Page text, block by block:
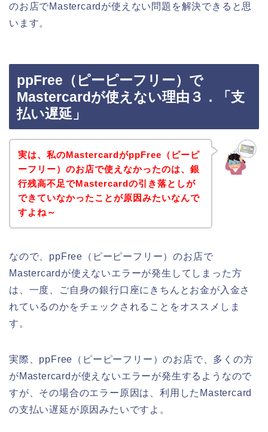
のお店でMastercardが使えない問題を解決できると思
います。
ppFree（ピーピーフリー）で
Mastercardが使えない理由３．「支
払い遅延」
実は、私のMastercardがppFree（ピーピ
ーフリー）のお店で使えなかったのは、銀
行残高不足でMastercardの引き落としが
できていなかったことが原因みたいなんで
すよね～
なので、ppFree（ピーピーフリー）のお店で
Mastercardが使えないエラーが発生してしまった方
は、一度、ご自身の銀行口座にきちんとお金が入金さ
れているのかをチェックされることをオススメしま
す。
実際、ppFree（ピーピーフリー）のお店で、多くの方
がMastercardが使えないエラーが発生するようなので
すが、その場合のエラー原因は、利用したMastercard
の支払い遅延が原因みたいですよ。